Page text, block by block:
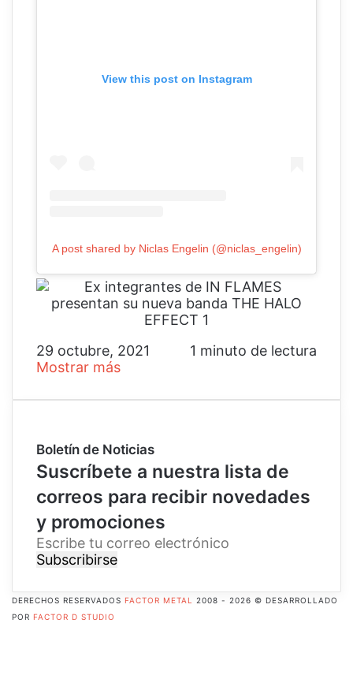
View this post on Instagram
A post shared by Niclas Engelin (@niclas_engelin)
29 octubre, 2021
1 minuto de lectura
Mostrar más
Boletín de Noticias
Suscríbete a nuestra lista de
correos para recibir novedades
y promociones
E
s
r
i
DERECHOS RESERVADOS FACTOR METAL 2008 - 2026 © DESARROLLADO
POR FACTOR D STUDIO